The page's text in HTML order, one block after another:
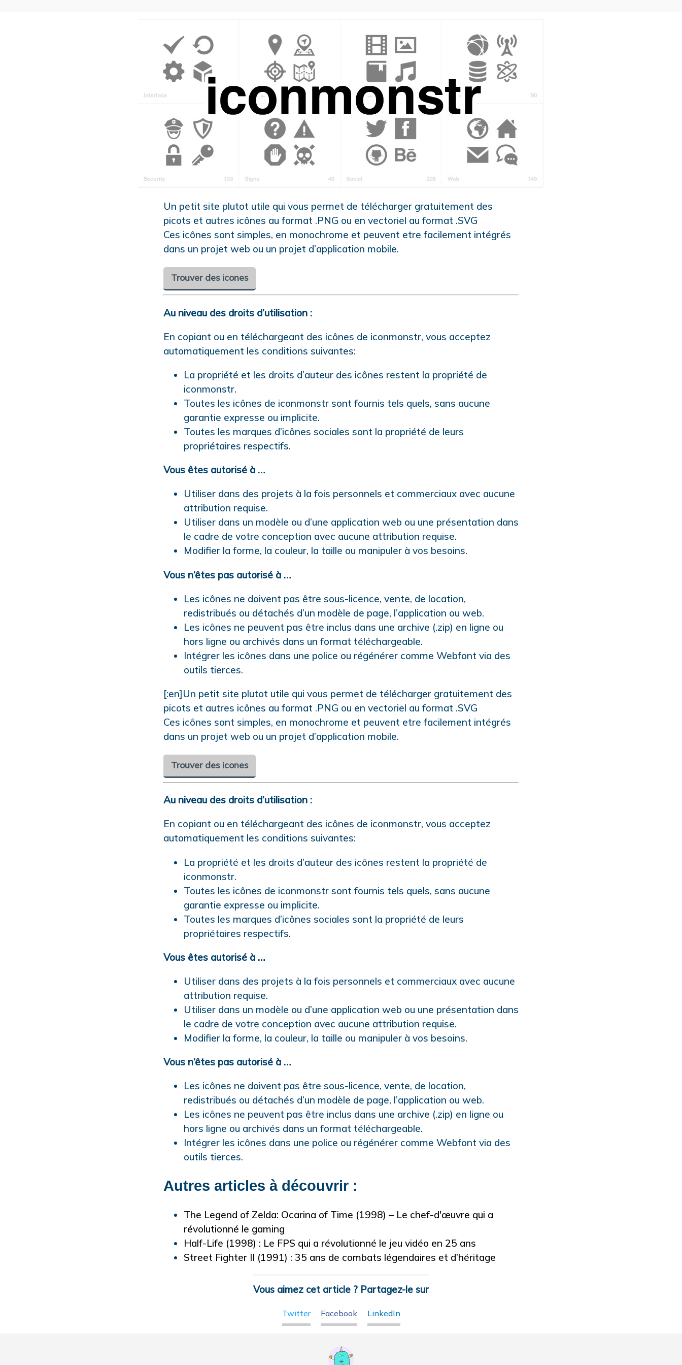
Un petit site plutot utile qui vous permet de télécharger gratuitement des
picots et autres icônes au format .PNG ou en vectoriel au format .SVG
Ces icônes sont simples, en monochrome et peuvent etre facilement intégrés
dans un projet web ou un projet d’application mobile.
Trouver des icones
Au niveau des droits d’utilisation :
En copiant ou en téléchargeant des icônes de iconmonstr, vous acceptez
automatiquement les conditions suivantes:
La propriété et les droits d’auteur des icônes restent la propriété de
iconmonstr.
Toutes les icônes de iconmonstr sont fournis tels quels, sans aucune
garantie expresse ou implicite.
Toutes les marques d’icônes sociales sont la propriété de leurs
propriétaires respectifs.
Vous êtes autorisé à …
Utiliser dans des projets à la fois personnels et commerciaux avec aucune
attribution requise.
Utiliser dans un modèle ou d’une application web ou une présentation dans
le cadre de votre conception avec aucune attribution requise.
Modifier la forme, la couleur, la taille ou manipuler à vos besoins.
Vous n’êtes pas autorisé à …
Les icônes ne doivent pas être sous-licence, vente, de location,
redistribués ou détachés d’un modèle de page, l’application ou web.
Les icônes ne peuvent pas être inclus dans une archive (.zip) en ligne ou
hors ligne ou archivés dans un format téléchargeable.
Intégrer les icônes dans une police ou régénérer comme Webfont via des
outils tierces.
[:en]Un petit site plutot utile qui vous permet de télécharger gratuitement des
picots et autres icônes au format .PNG ou en vectoriel au format .SVG
Ces icônes sont simples, en monochrome et peuvent etre facilement intégrés
dans un projet web ou un projet d’application mobile.
Trouver des icones
Au niveau des droits d’utilisation :
En copiant ou en téléchargeant des icônes de iconmonstr, vous acceptez
automatiquement les conditions suivantes:
La propriété et les droits d’auteur des icônes restent la propriété de
iconmonstr.
Toutes les icônes de iconmonstr sont fournis tels quels, sans aucune
garantie expresse ou implicite.
Toutes les marques d’icônes sociales sont la propriété de leurs
propriétaires respectifs.
Vous êtes autorisé à …
Utiliser dans des projets à la fois personnels et commerciaux avec aucune
attribution requise.
Utiliser dans un modèle ou d’une application web ou une présentation dans
le cadre de votre conception avec aucune attribution requise.
Modifier la forme, la couleur, la taille ou manipuler à vos besoins.
Vous n’êtes pas autorisé à …
Les icônes ne doivent pas être sous-licence, vente, de location,
redistribués ou détachés d’un modèle de page, l’application ou web.
Les icônes ne peuvent pas être inclus dans une archive (.zip) en ligne ou
hors ligne ou archivés dans un format téléchargeable.
Intégrer les icônes dans une police ou régénérer comme Webfont via des
outils tierces.
Autres articles à découvrir :
The Legend of Zelda: Ocarina of Time (1998) – Le chef-d'œuvre qui a
révolutionné le gaming
Half-Life (1998) : Le FPS qui a révolutionné le jeu vidéo en 25 ans
Street Fighter II (1991) : 35 ans de combats légendaires et d’héritage
Vous aimez cet article ? Partagez-le sur
Twitter Facebook LinkedIn